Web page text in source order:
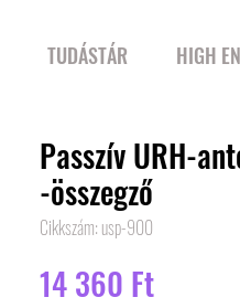
TUDÁSTÁR HIGH
Passzív URH-
-összegző
Cikkszám: usp-900
14 360 FtÁr